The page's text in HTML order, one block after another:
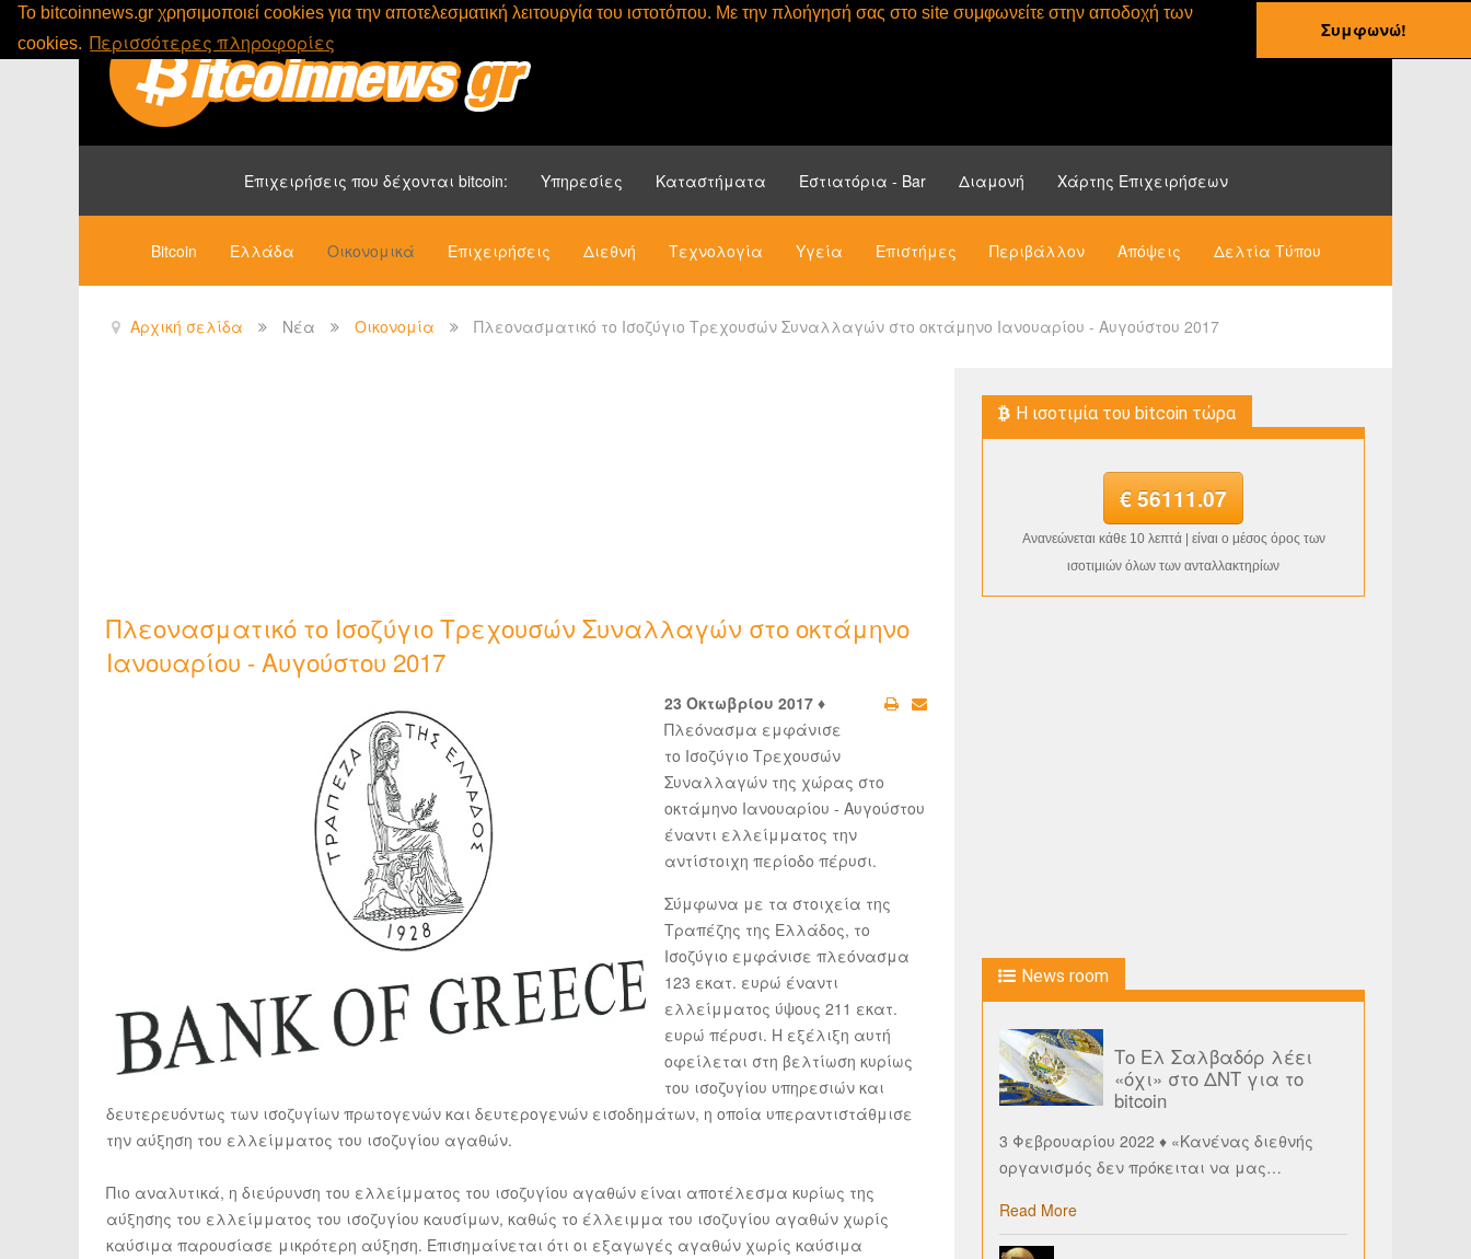
To bitcoinnews.gr χρησιμοποιεί cookies για την αποτελεσματική λειτουργία του ιστοτόπου. Με την πλοήγησή σας στο site συμφωνείτε στην αποδοχή των
cookies. Περισσότερες πληροφορίες Συμφωνώ!
Επιχειρήσεις που δέχονται bitcoin: Υπηρεσίες Καταστήματα Εστιατόρια - Bar Διαμονή Χάρτης Επιχειρήσεων
Bitcoin Ελλάδα Οικονομικά Επιχειρήσεις Διεθνή Τεχνολογία Υγεία Επιστήμες Περιβάλλον Απόψεις Δελτία Τύπου
Αρχική σελίδα Νέα Οικονομία Πλεονασματικό το Ισοζύγιο Τρεχουσών Συναλλαγών στο οκτάμηνο Ιανουαρίου - Αυγούστου 2017
Πλεονασματικό το Ισοζύγιο Τρεχουσών Συναλλαγών στο οκτάμηνο
Ιανουαρίου - Αυγούστου 2017
23 Οκτωβρίου 2017 ♦
Πλεόνασμα εμφάνισε
το Ισοζύγιο Τρεχουσών
Συναλλαγών της χώρας στο
οκτάμηνο Ιανουαρίου - Αυγούστου
έναντι ελλείμματος την
αντίστοιχη περίοδο πέρυσι.
Σύμφωνα με τα στοιχεία της
Τραπέζης της Ελλάδος, το
Ισοζύγιο εμφάνισε πλεόνασμα
123 εκατ. ευρώ έναντι
ελλείμματος ύψους 211 εκατ.
ευρώ πέρυσι. Η εξέλιξη αυτή
οφείλεται στη βελτίωση κυρίως
του ισοζυγίου υπηρεσιών και
δευτερευόντως των ισοζυγίων πρωτογενών και δευτερογενών εισοδημάτων, η οποία υπεραντιστάθμισε
την αύξηση του ελλείμματος του ισοζυγίου αγαθών.
Πιο αναλυτικά, η διεύρυνση του ελλείμματος του ισοζυγίου αγαθών είναι αποτέλεσμα κυρίως της
αύξησης του ελλείμματος του ισοζυγίου καυσίμων, καθώς το έλλειμμα του ισοζυγίου αγαθών χωρίς
καύσιμα παρουσίασε μικρότερη αύξηση. Επισημαίνεται ότι οι εξαγωγές αγαθών χωρίς καύσιμα
H ισοτιμία του bitcoin τώρα
€ 56111.07
Ανανεώνεται κάθε 10 λεπτά | είναι ο μέσος όρος των
ισοτιμιών όλων των ανταλλακτηρίων
News room
Το Ελ Σαλβαδόρ λέει
«όχι» στο ΔΝΤ για το
bitcoin
3 Φεβρουαρίου 2022 ♦ «Κανένας διεθνής
οργανισμός δεν πρόκειται να μας…
Read More